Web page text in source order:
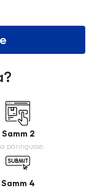
Samm 2
päringusse.
Samm 4